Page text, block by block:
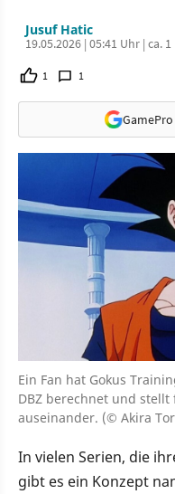
Jusuf Hatic
19.05.2026 | 05:41 Uhr | ca.
1 1
Ein Fan hat Gokus
DBZ berechnet und
auseinander. (© Akira
In vielen Serien, die
gibt es ein Konzept